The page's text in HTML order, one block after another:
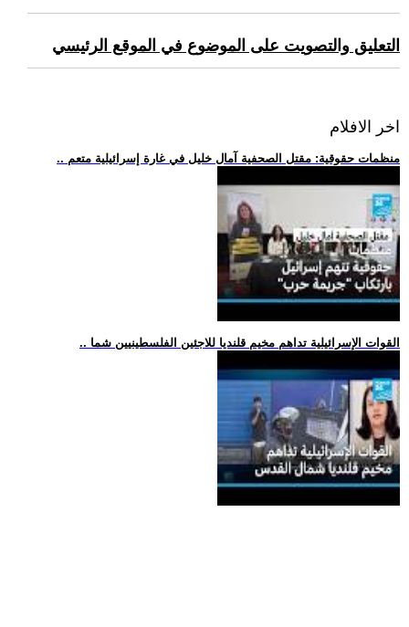
التعليق والتصويت على الموضوع في الموقع الرئيسي
اخر الافلام
.. منظمات حقوقية: مقتل الصحفية آمال خليل في غارة إسرائيلية متعم
.. القوات الإسرائيلية تداهم مخيم قلنديا للاجئين الفلسطينيين شما